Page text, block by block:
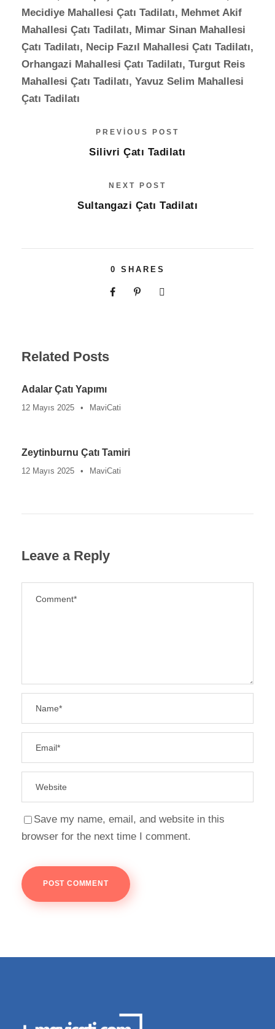
Mecidiye Mahallesi Çatı Tadilatı, Mehmet Akif
Mahallesi Çatı Tadilatı, Mimar Sinan Mahallesi
Çatı Tadilatı, Necip Fazıl Mahallesi Çatı Tadilatı,
Orhangazi Mahallesi Çatı Tadilatı, Turgut Reis
Mahallesi Çatı Tadilatı, Yavuz Selim Mahallesi
Çatı Tadilatı
PREVIOUS POST
Silivri Çatı Tadilatı
NEXT POST
Sultangazi Çatı Tadilatı
0 SHARES
Related Posts
Adalar Çatı Yapımı
12 Mayıs 2025 • MaviCati
Zeytinburnu Çatı Tamiri
12 Mayıs 2025 • MaviCati
Leave a Reply
Save my name, email, and website in this
browser for the next time I comment.